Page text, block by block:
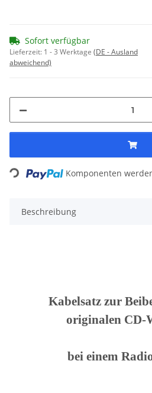
Sofort verfügbar
Lieferzeit: 1 - 3 Werktage (DE - Ausland
abweichend)
Loading... Komponenten
Beschreibung
Kabelsatz zur
originalen CD-
bei einem